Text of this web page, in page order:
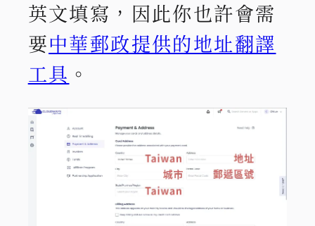
英文填寫，因此你也許會需
要中華郵政提供的地址翻譯
工具 。